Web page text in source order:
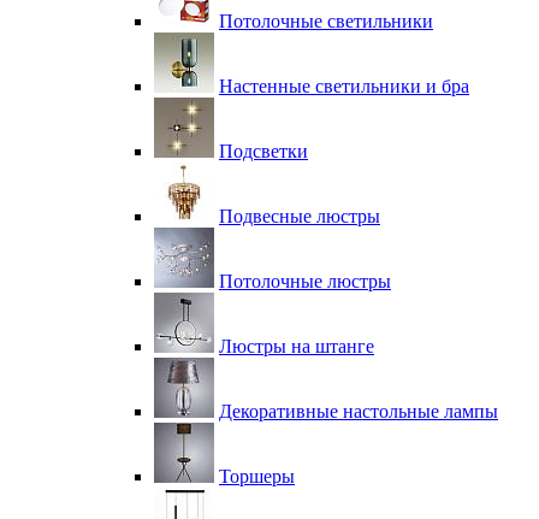
Потолочные светильники
Настенные светильники и бра
Подсветки
Подвесные люстры
Потолочные люстры
Люстры на штанге
Декоративные настольные лампы
Торшеры